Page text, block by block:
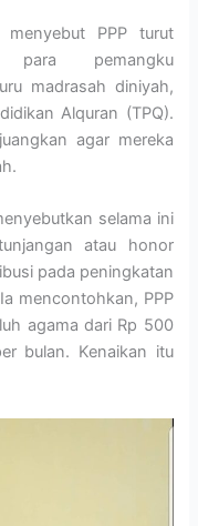
menyebut PPP turut
para pemangku
madrasah diniyah,
Alquran (TPQ).
agar mereka
selama ini
atau honor
pada peningkatan
mencontohkan, PPP
agama dari Rp 500
bulan. Kenaikan itu